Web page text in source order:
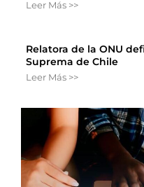
Leer Más >>
Relatora de la ONU
Suprema de Chile
Leer Más >>